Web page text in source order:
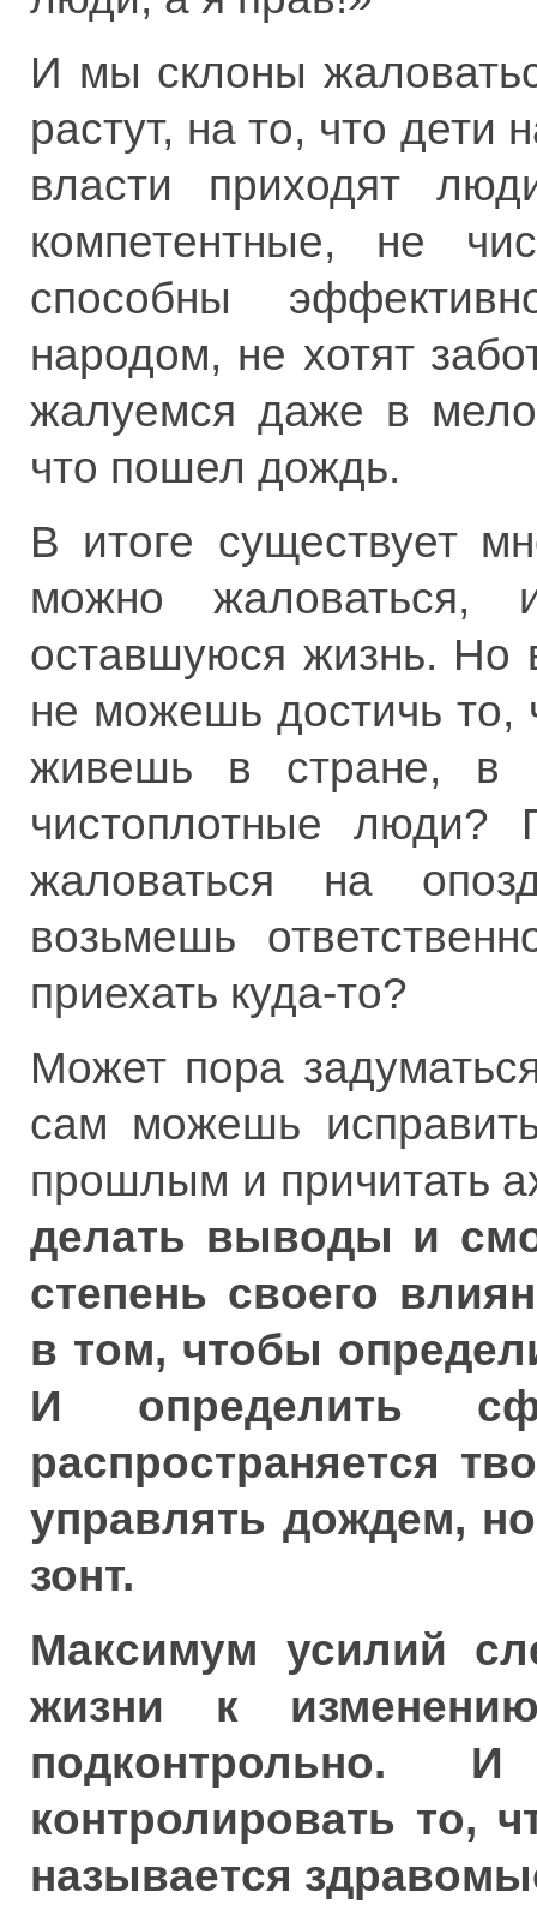
И мы склоны
растут, на то, что дети
власти приходят
компетентные, не
способны
народом, не хотят
жалуемся даже в
что пошел дождь.
В итоге существует
можно
оставшуюся жизнь. Но
не можешь достичь то,
живешь в стране, в
чистоплотные люди?
жаловаться на
возьмешь
приехать куда-то?
Может пора
сам можешь
прошлым и причитать
делать выводы и
степень своего
в том, чтобы
И определить
распространяется
управлять дождем,
зонт.
Максимум усилий
жизни к
подконтрольно.
контролировать то,
называется